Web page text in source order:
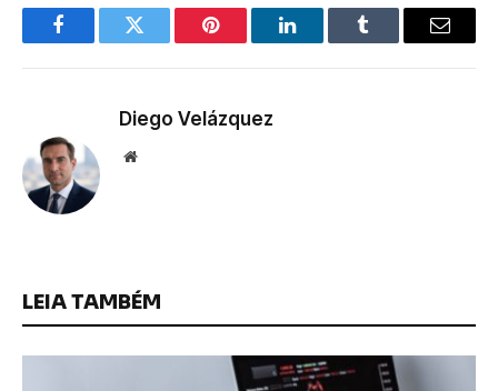
FacebookTwitter Pinterest LinkedInTumblr Email
Diego Velázquez
Website
LEIA TAMBÉM